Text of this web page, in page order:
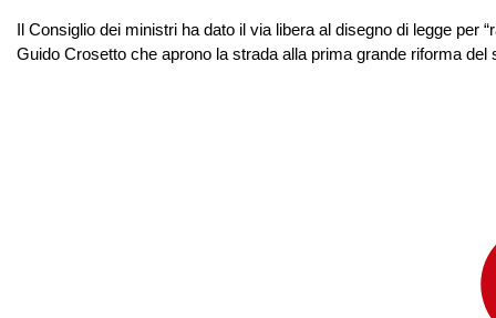
Il Consiglio dei ministri ha dato il via libera al disegno di legge per
Guido Crosetto che aprono la strada alla prima grande riforma